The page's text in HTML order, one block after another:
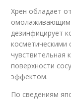
Хрен обладает
омолаживающим
дезинфицирует
косметическими
чувствительная
поверхности
эффектом.
По сведениям